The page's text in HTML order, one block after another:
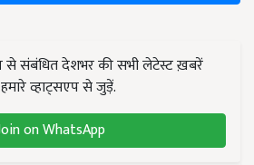
से संबंधित देशभर की सभी लेटेस्ट ख़बरें
व्हाट्सएप से जुड़ें.
on WhatsApp